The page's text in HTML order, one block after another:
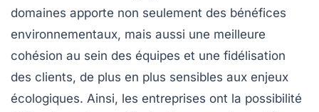
domaines apporte non seulement des bénéfices
environnementaux, mais aussi une meilleure
cohésion au sein des équipes et une fidélisation
des clients, de plus en plus sensibles aux enjeux
écologiques. Ainsi, les entreprises ont la possibilité